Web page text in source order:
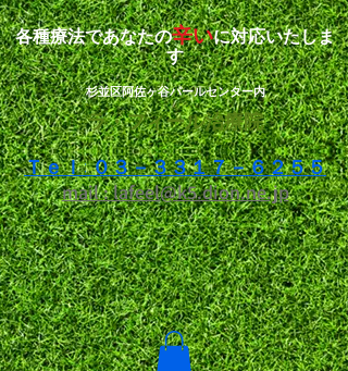
各種療法であなたの辛いに対応いたしま
す
杉並区阿佐ヶ谷パールセンター内
ラ・フィール治療院
Ｔｅｌ: ０３－３３１７－６２５５
mail : lafeel@k5.dion.ne.jp​​